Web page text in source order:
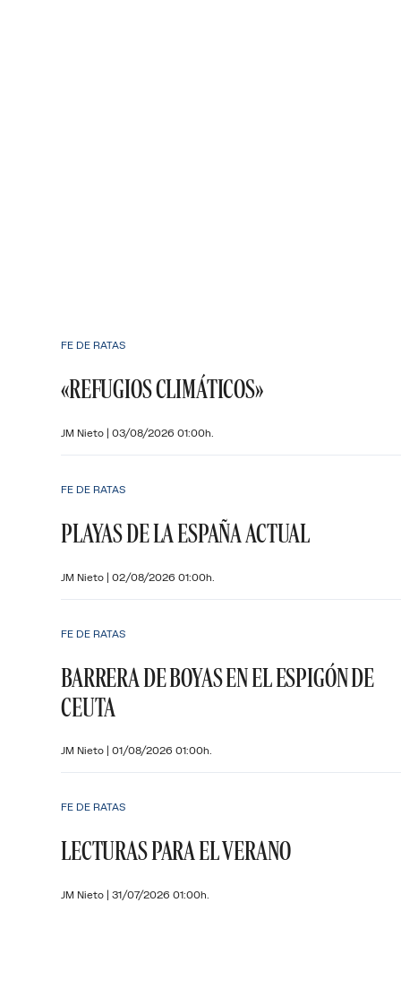
FE DE RATAS
«REFUGIOS CLIMÁTICOS»
JM Nieto | 03/08/2026 01:00h.
FE DE RATAS
PLAYAS DE LA ESPAÑA ACTUAL
JM Nieto | 02/08/2026 01:00h.
FE DE RATAS
BARRERA DE BOYAS EN EL ESPIGÓN DE
CEUTA
JM Nieto | 01/08/2026 01:00h.
FE DE RATAS
LECTURAS PARA EL VERANO
JM Nieto | 31/07/2026 01:00h.